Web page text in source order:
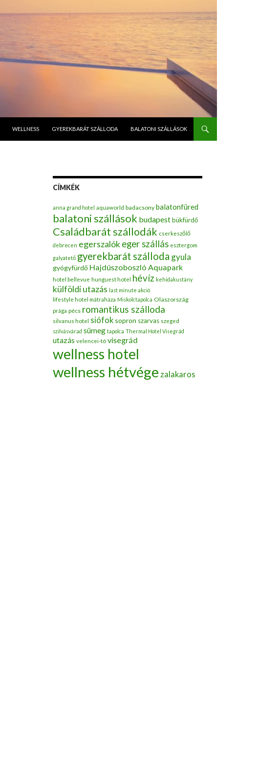
WELLNESS GYEREKBARÁT SZÁLLODA BALATONI SZÁLLÁSOK
CÍMKÉK
anna grand hotel aquaworld badacsony balatonfüred
balatoni szállások budapestbükfürdő
Családbarát szállodák cserkeszőlő
debrecen egerszalókeger szállás esztergom
galyatető gyerekbarát szálloda gyula
gyógyfürdő Hajdúszoboszló Aquapark
hotel bellevue hunguest hotel hévíz kehidakustány
külföldi utazás last minute akció
lifestyle hotel mátraháza Miskolctapolca Olaszország
prága pécs romantikus szálloda
silvanus hotel siófok sopron szarvas szeged
szilvásvárad sümeg tapolca Thermal Hotel Visegrád
utazás velencei-tó visegrád
wellness hotel
wellness hétvége zalakaros